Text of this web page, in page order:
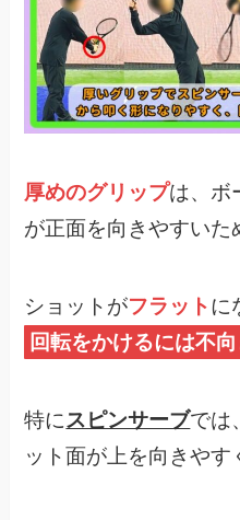
厚めのグリップは、ボ
が正面を向きやすいた
ショットがフラットに
回転をかけるには不向
特にスピンサーブでは
ット面が上を向きやす